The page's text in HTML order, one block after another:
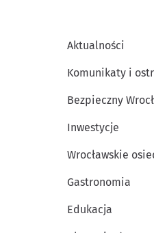
Aktualności
Komunikaty i
Bezpieczny
Inwestycje
Wrocławskie
Gastronomia
Edukacja